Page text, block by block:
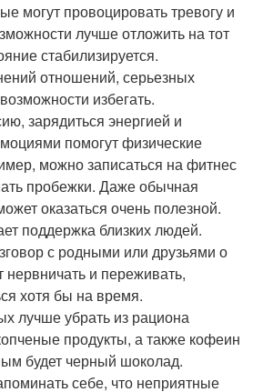
могут провоцировать тревогу и
лучше отложить на тот
стабилизируется.
отношений, серьезных
избегать.
зарядиться энергией и
помогут физические
можно записаться на фитнес
пробежки. Даже обычная
оказаться очень полезной.
поддержка близких людей.
с родными или друзьями о
нервничать и переживать,
хотя бы на время.
лучше убрать из рациона
продукты, а также кофеин
будет черный шоколад.
себе, что неприятные